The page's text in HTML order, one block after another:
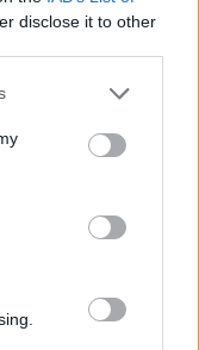
disclose it to other
Επιδαύρου άνοιξε τις
ΚΑΤΗΓΟΡΊΑ